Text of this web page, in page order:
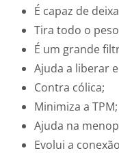
É capaz de
Tira todo o
É um grande
Ajuda a liberar
Contra cólica;
Minimiza a TPM;
Ajuda na
Evolui a